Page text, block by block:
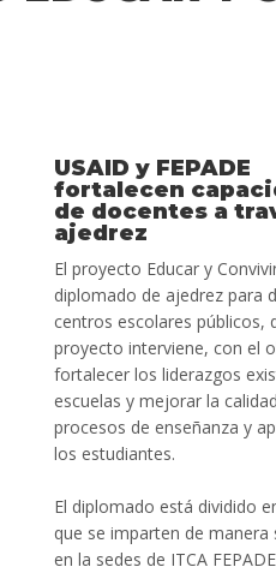
USAID y FEPADE
fortalecen
de docentes a
ajedrez
El proyecto Educar y
diplomado de ajedrez para
centros escolares públicos,
proyecto interviene, con el
fortalecer los liderazgos
escuelas y mejorar la
procesos de enseñanza y
los estudiantes.
El diplomado está dividido
que se imparten de manera
en la sedes de ITCA